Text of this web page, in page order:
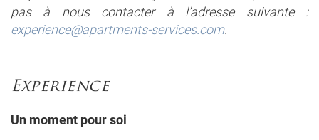
pas à nous contacter à l’adresse suivante :
experience@apartments-services.com.
Experience
Un moment pour soi